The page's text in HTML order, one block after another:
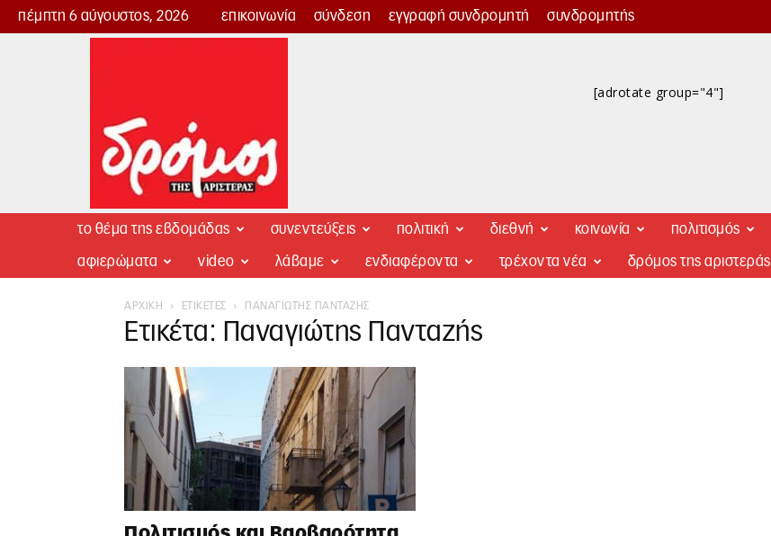
πέμπτη 6 αύγουστος, 2026 επικοινωνία σύνδεση εγγραφή συνδρομητή συνδρομητής
Δρόμος
[adrotate group="4"]
το θέμα της εβδομάδας συνεντεύξεις πολιτική διεθνή κοινωνία πολιτισμός
αφιερώματα video λάβαμε ενδιαφέροντα τρέχοντα νέα δρόμος της αριστεράς
ΑΡΧΙΚΉ ΕΤΙΚΈΤΕΣ ΠΑΝΑΓΙΏΤΗΣ ΠΑΝΤΑΖΉΣ
Ετικέτα: Παναγιώτης Πανταζής